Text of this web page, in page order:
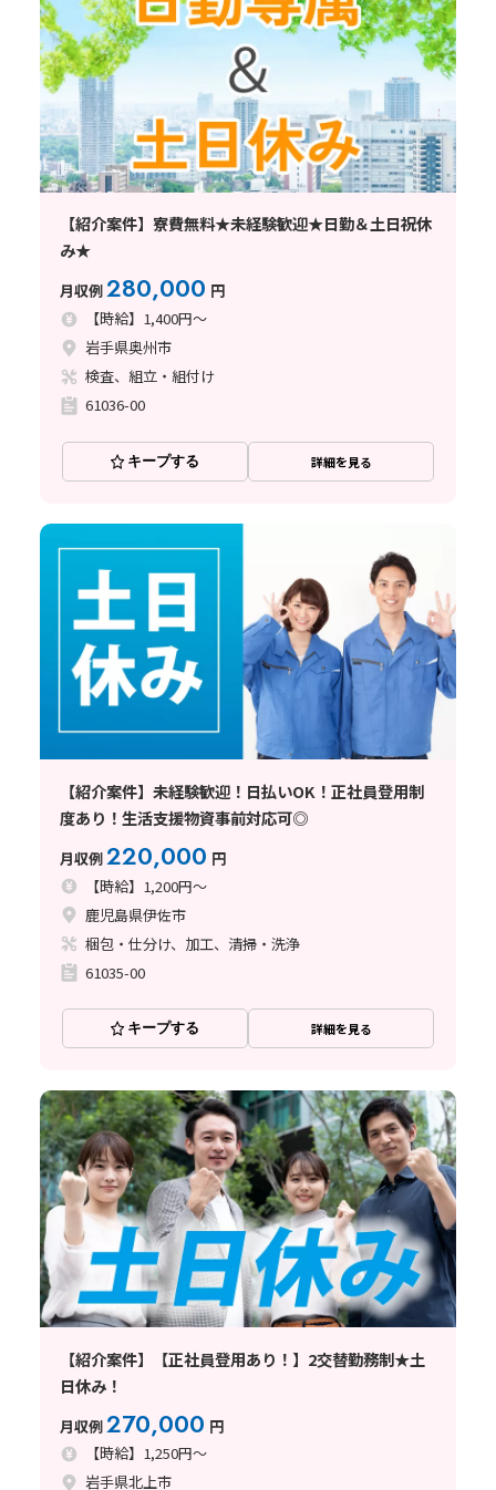
【紹介案件】寮費無料★未経験歓迎★日勤＆土日祝休
み★
月収例280,000 円
【時給】1,400円～
岩手県奥州市
検査、組立・組付け
61036-00
キープする 詳細を見る
【紹介案件】未経験歓迎！日払いOK！正社員登用制
度あり！生活支援物資事前対応可◎
月収例220,000 円
【時給】1,200円～
鹿児島県伊佐市
梱包・仕分け、加工、清掃・洗浄
61035-00
キープする 詳細を見る
【紹介案件】【正社員登用あり！】2交替勤務制★土
日休み！
月収例270,000 円
【時給】1,250円～
岩手県北上市